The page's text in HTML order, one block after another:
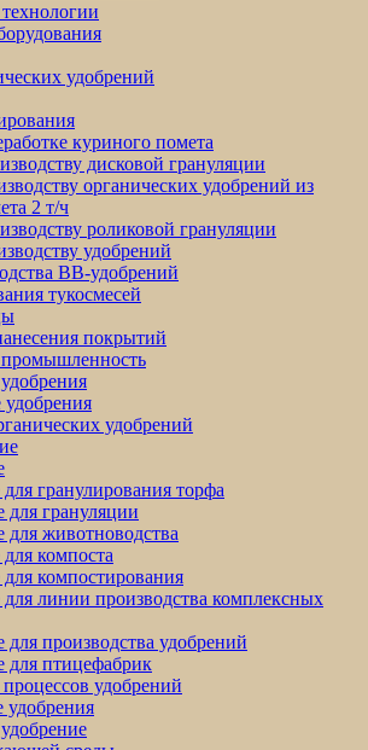
удобрений
куриного помета
дисковой грануляции
органических удобрений из
2 т/ч
роликовой грануляции
удобрений
BB-удобрений
тукосмесей
покрытий
удобрений
гранулирования торфа
для грануляции
для животноводства
компоста
компостирования
для линии производства комплексных
производства удобрений
для птицефабрик
удобрений
удобрения